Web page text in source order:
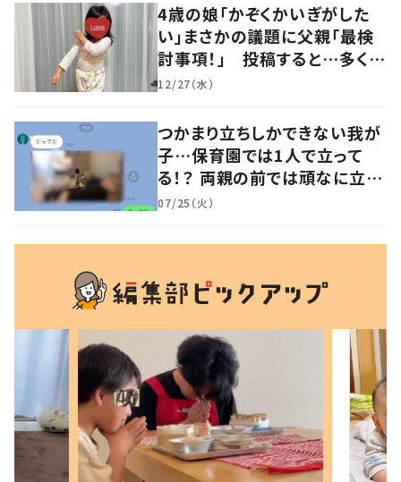
4歳の娘「かぞくかいぎがした
い」まさかの議題に父親「最検
討事項！」 投稿すると…多くの
意見が寄せられる！
12/27（水）
つかまり立ちしかできない我が
子…保育園では1人で立って
る！？ 両親の前では頑なに立た
ない1歳児が可愛すぎる…！
07/25（火）